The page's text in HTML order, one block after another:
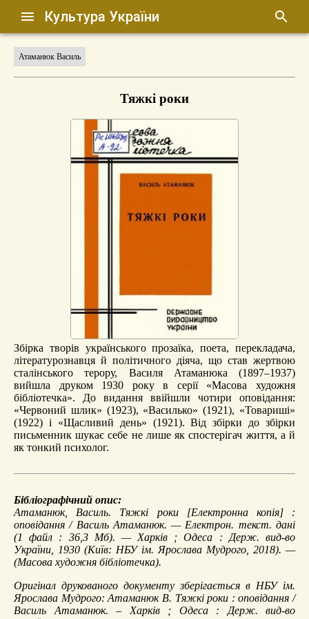
Культура України
Атаманюк Василь
Тяжкі роки
Збірка творів українського прозаїка, поета, перекладача,
літературознавця й політичного діяча, що став жертвою
сталінського терору, Василя Атаманюка (1897–1937)
вийшла друком 1930 року в серії «Масова художня
бібліотечка». До видання ввійшли чотири оповідання:
«Червоний шлик» (1923), «Василько» (1921), «Товариші»
(1922) і «Щасливий день» (1921). Від збірки до збірки
письменник шукає себе не лише як спостерігач життя, а й
як тонкий психолог.
Бібліографічний опис:
Атаманюк, Василь. Тяжкі роки[Електронна копія] :
оповідання / Василь Атаманюк. — Електрон. текст. дані
(1 файл : 36,3 Мб). — Харків ; Одеса : Держ. вид-во
України, 1930 (Київ: НБУ ім. Ярослава Мудрого, 2018). —
(Масова художня бібліотечка).
Оригінал друкованого документу зберігається в НБУ ім.
Ярослава Мудрого: Атаманюк В. Тяжкі роки : оповідання /
Василь Атаманюк. – Харків ; Одеса : Держ. вид-во